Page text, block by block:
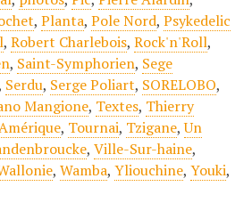
, Planta, Pole Nord, Psykedelic
, Robert Charlebois, Rock'n'Roll,
, Saint-Symphorien, Sege
Serdu, Serge Poliart, SORELOBO,
Mangione, Textes, Thierry
, Tournai, Tzigane,Un
, Ville-Sur-haine,
, Wamba, Yliouchine, Youki,